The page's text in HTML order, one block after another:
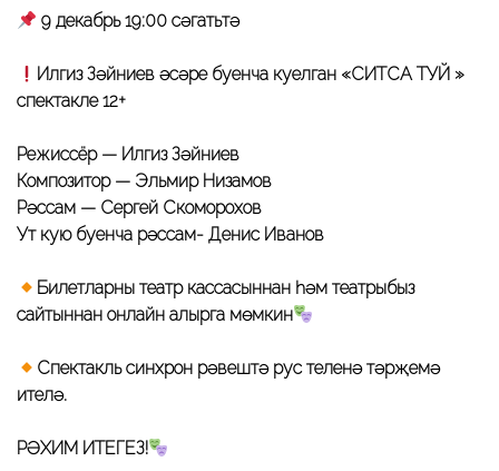
9 декабрь 19:00 сәгатьтә
Илгиз Зәйниев әсәре буенча куелган «СИТСА ТУЙ »
спектакле 12+
Режиссёр — Илгиз Зәйниев
Композитор — Эльмир Низамов
Рәссам — Сергей Скоморохов
Ут кую буенча рәссам- Денис Иванов
Билетларны театр кассасыннан һәм театрыбыз
сайтыннан онлайн алырга мөмкин
Спектакль синхрон рәвештә рус теленә тәрҗемә
ителә.
РӘХИМ ИТЕГЕЗ!